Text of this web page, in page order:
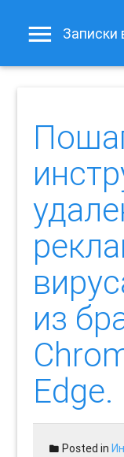
Записки
из
Edge.
Posted in